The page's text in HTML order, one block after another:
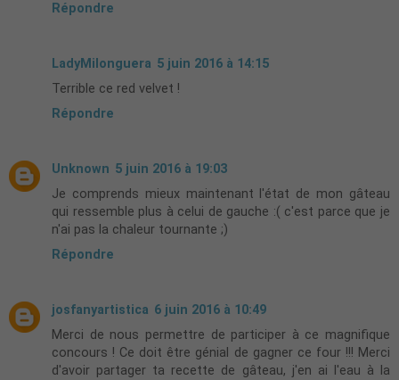
Répondre
LadyMilonguera 5 juin 2016 à 14:15
Terrible ce red velvet !
Répondre
Unknown 5 juin 2016 à 19:03
Je comprends mieux maintenant l'état de mon gâteau
qui ressemble plus à celui de gauche :( c'est parce que je
n'ai pas la chaleur tournante ;)
Répondre
josfanyartistica 6 juin 2016 à 10:49
Merci de nous permettre de participer à ce magnifique
concours ! Ce doit être génial de gagner ce four !!! Merci
d'avoir partager ta recette de gâteau, j'en ai l'eau à la